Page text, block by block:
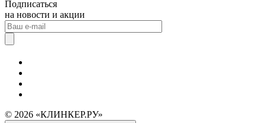
Подписаться
на новости и акции
© 2026 «КЛИНКЕР.РУ»